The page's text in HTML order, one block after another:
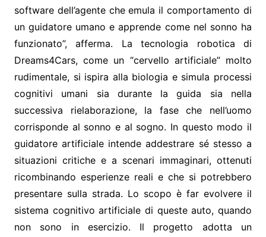
software dell’agente che emula il comportamento di
un guidatore umano e apprende come nel sonno ha
funzionato”, afferma. La tecnologia robotica di
Dreams4Cars, come un “cervello artificiale” molto
rudimentale, si ispira alla biologia e simula processi
cognitivi umani sia durante la guida sia nella
successiva rielaborazione, la fase che nell’uomo
corrisponde al sonno e al sogno. In questo modo il
guidatore artificiale intende addestrare sé stesso a
situazioni critiche e a scenari immaginari, ottenuti
ricombinando esperienze reali e che si potrebbero
presentare sulla strada. Lo scopo è far evolvere il
sistema cognitivo artificiale di queste auto, quando
non sono in esercizio. Il progetto adotta un